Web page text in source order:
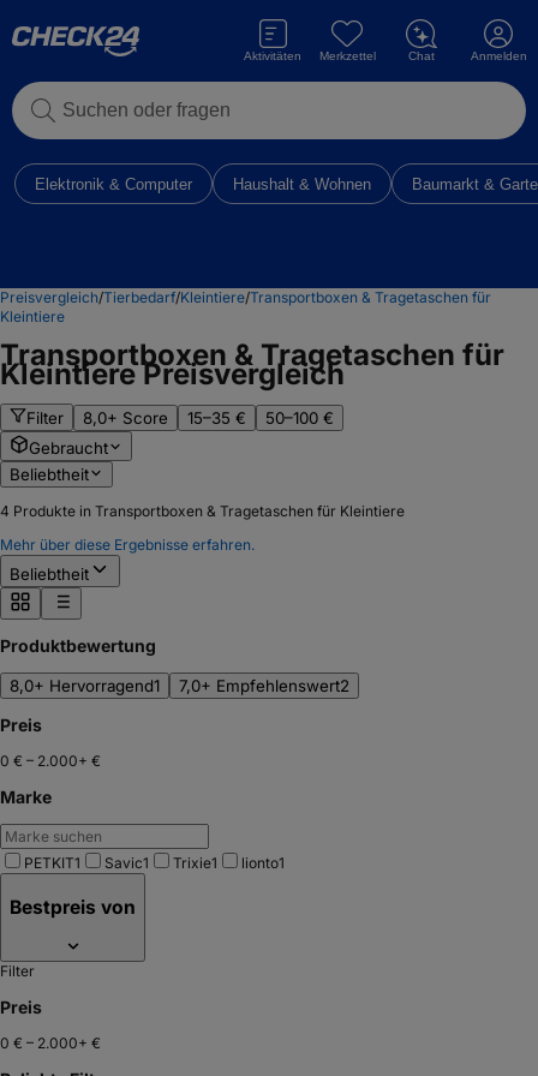
Suchen oder fragen
Aktivitäten Merkzettel Chat Anmelden
Elektronik & Computer Haushalt & Wohnen Baumarkt &
Preisvergleich/Tierbedarf/Kleintiere/Transportboxen & Tragetaschen für
Kleintiere
Transportboxen & Tragetaschen für
KleintierePreisvergleich
Filter 8,0+ Score 15–35 €
50–100 €
Gebraucht
Beliebtheit
4 Produkte in Transportboxen & Tragetaschen für Kleintiere
Mehr über diese Ergebnisse erfahren.
Beliebtheit
Produktbewertung
8,0+ Hervorragend1 7,0+ Empfehlenswert2
Preis
0 € – 2.000+ €
Marke
PETKIT1 Savic1 Trixie1 lionto1
Bestpreis von
Filter
Preis
0 € – 2.000+ €